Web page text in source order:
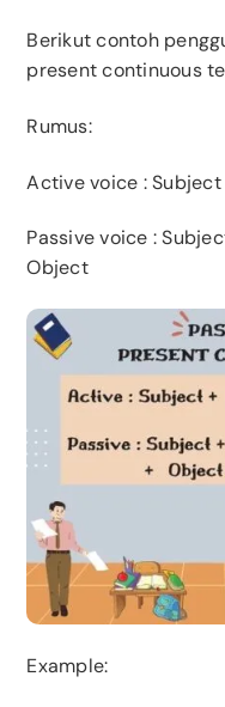
Berikut contoh
present continuous
Rumus:
Active voice :
Passive voice :
Object
Example: